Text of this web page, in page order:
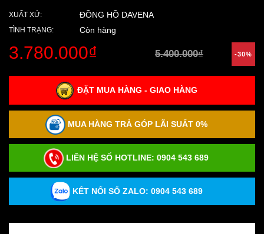
XUẤT XỨ: ĐỒNG HỒ DAVENA
TÌNH TRẠNG: Còn hàng
3.780.000₫ 5.400.000₫ -30%
ĐẶT MUA HÀNG - GIAO HÀNG
MUA HÀNG TRẢ GÓP LÃI SUẤT 0%
LIÊN HỆ SỐ HOTLINE: 0904 543 689
KẾT NỐI SỐ ZALO: 0904 543 689